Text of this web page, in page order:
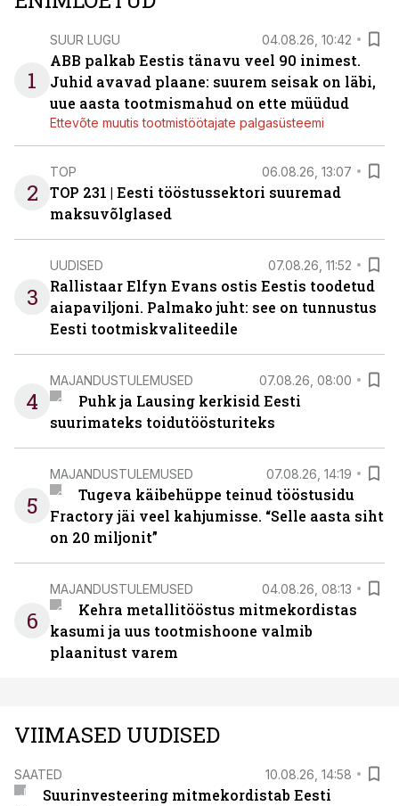
1
SUUR LUGU 04.08.26, 10:42
ABB palkab Eestis tänavu veel 90 inimest.
Juhid avavad plaane: suurem seisak on läbi,
uue aasta tootmismahud on ette müüdud
Ettevõte muutis tootmistöötajate palgasüsteemi
2
TOP 06.08.26, 13:07
TOP 231 | Eesti tööstussektori suuremad
maksuvõlglased
3
UUDISED 07.08.26, 11:52
Rallistaar Elfyn Evans ostis Eestis toodetud
aiapaviljoni. Palmako juht: see on tunnustus
Eesti tootmiskvaliteedile
4
MAJANDUSTULEMUSED 07.08.26, 08:00
Puhk ja Lausing kerkisid Eesti
suurimateks toidutöösturiteks
5
MAJANDUSTULEMUSED 07.08.26, 14:19
Tugeva käibehüppe teinud tööstusidu
Fractory jäi veel kahjumisse. “Selle aasta siht
on 20 miljonit”
6
MAJANDUSTULEMUSED 04.08.26, 08:13
Kehra metallitööstus mitmekordistas
kasumi ja uus tootmishoone valmib
plaanitust varem
VIIMASED UUDISED
SAATED 10.08.26, 14:58
Suurinvesteering mitmekordistab Eesti